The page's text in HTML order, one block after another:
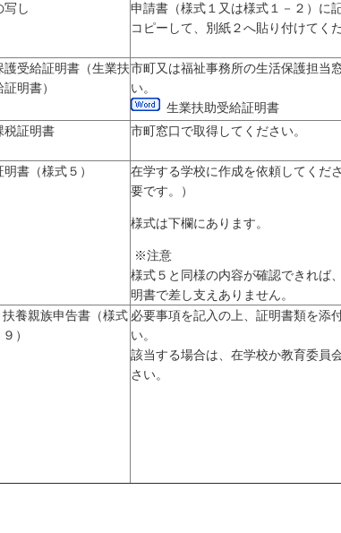
写し
申請書（様式１又は様式１－２）に
コピーして、別紙２へ貼り付けてくだ
護受給証明書（生業扶
明書）
市町又は福祉事務所の生活保護担当
い。
生業扶助受給証明書
税証明書 市町窓口で取得してください。
書（様式５）
在学する学校に作成を依頼してくだ
要です。）
様式は下欄にあります。
※注意
様式５と同様の内容が確認できれば
明書で差し支えありません。
扶養親族申告書（様式
９）
必要事項を記入の上、証明書類を添
い。
該当する場合は、在学校か教育委員
さい。